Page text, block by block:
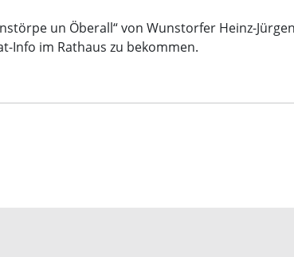
un Öberall“ von Wunstorfer Heinz-
Info im Rathaus zu bekommen.